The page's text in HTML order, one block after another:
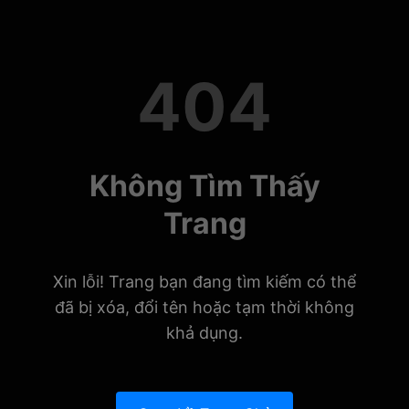
404
Không Tìm Thấy
Trang
Xin lỗi! Trang bạn đang tìm kiếm có thể
đã bị xóa, đổi tên hoặc tạm thời không
khả dụng.